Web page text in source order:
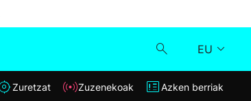
EU
Klisk
Zuretzat Zuzenekoak Azken berriak